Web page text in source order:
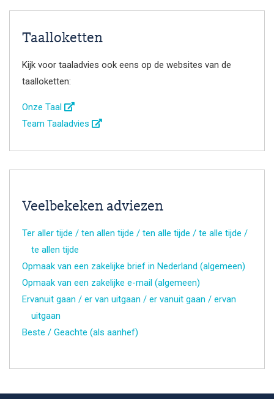
Taalloketten
Kijk voor taaladvies ook eens op de websites van de
taalloketten:
Onze Taal
Team Taaladvies
Veelbekeken adviezen
Ter aller tijde / ten allen tijde / ten alle tijde / te alle tijde /
te allen tijde
Opmaak van een zakelijke brief in Nederland (algemeen)
Opmaak van een zakelijke e-mail (algemeen)
Ervanuit gaan / er van uitgaan / er vanuit gaan / ervan
uitgaan
Beste / Geachte (als aanhef)